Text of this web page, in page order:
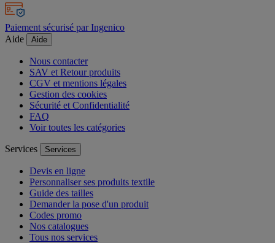
Paiement sécurisé par Ingenico
Aide
Aide
Nous contacter
SAV et Retour produits
CGV et mentions légales
Gestion des cookies
Sécurité et Confidentialité
FAQ
Voir toutes les catégories
Services Services
Devis en ligne
Personnaliser ses produits textile
Guide des tailles
Demander la pose d'un produit
Codes promo
Nos catalogues
Tous nos services